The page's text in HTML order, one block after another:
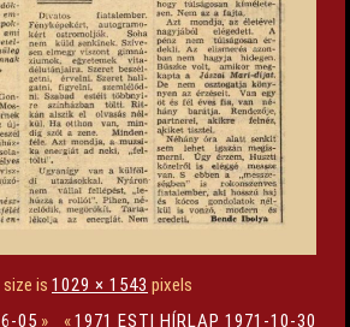
size is 1029 × 1543 pixels
05 » «1971 ESTI HÍRLAP 1971-10-30